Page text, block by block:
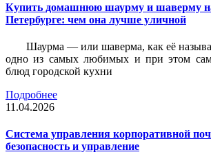
Купить домашнюю шаурму и шаверму
Петербурге: чем она лучше уличной
Шаурма — или шаверма, как её
одно из самых любимых и при этом
блюд городской кухни
Подробнее
11.04.2026
Система управления корпоративной
безопасность и управление